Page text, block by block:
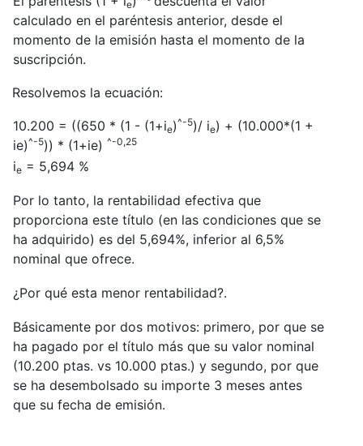
e
calculado en el paréntesis anterior, desde el
momento de la emisión hasta el momento de la
suscripción.
Resolvemos la ecuación:
10.200 = ((650 * (1 - (1+ie)^-5)/ ie) + (10.000*(1 +
ie)^-5)) * (1+ie) ^-0,25
ie = 5,694 %
Por lo tanto, la rentabilidad efectiva que
proporciona este título (en las condiciones que se
ha adquirido) es del 5,694%, inferior al 6,5%
nominal que ofrece.
¿Por qué esta menor rentabilidad?.
Básicamente por dos motivos: primero, por que se
ha pagado por el título más que su valor nominal
(10.200 ptas. vs 10.000 ptas.) y segundo, por que
se ha desembolsado su importe 3 meses antes
que su fecha de emisión.